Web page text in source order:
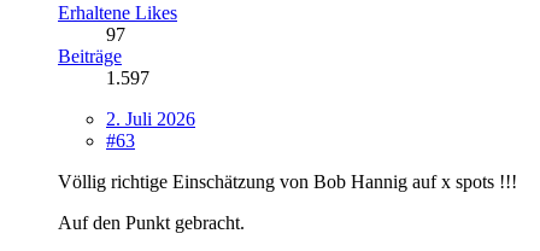
Erhaltene Likes
97
Beiträge
1.597
2. Juli 2026
#63
Völlig richtige Einschätzung von Bob Hannig auf x spots !!!
Auf den Punkt gebracht.